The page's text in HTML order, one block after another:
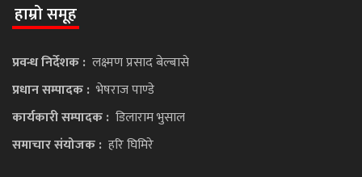
हाम्रो समूह
प्रवन्ध निर्देशक : लक्ष्मण प्रसाद बेल्बासे
प्रधान सम्पादक : भेषराज पाण्डे
कार्यकारी सम्पादक : डिलाराम भुसाल
समाचार संयोजक : हरि घिमिरे